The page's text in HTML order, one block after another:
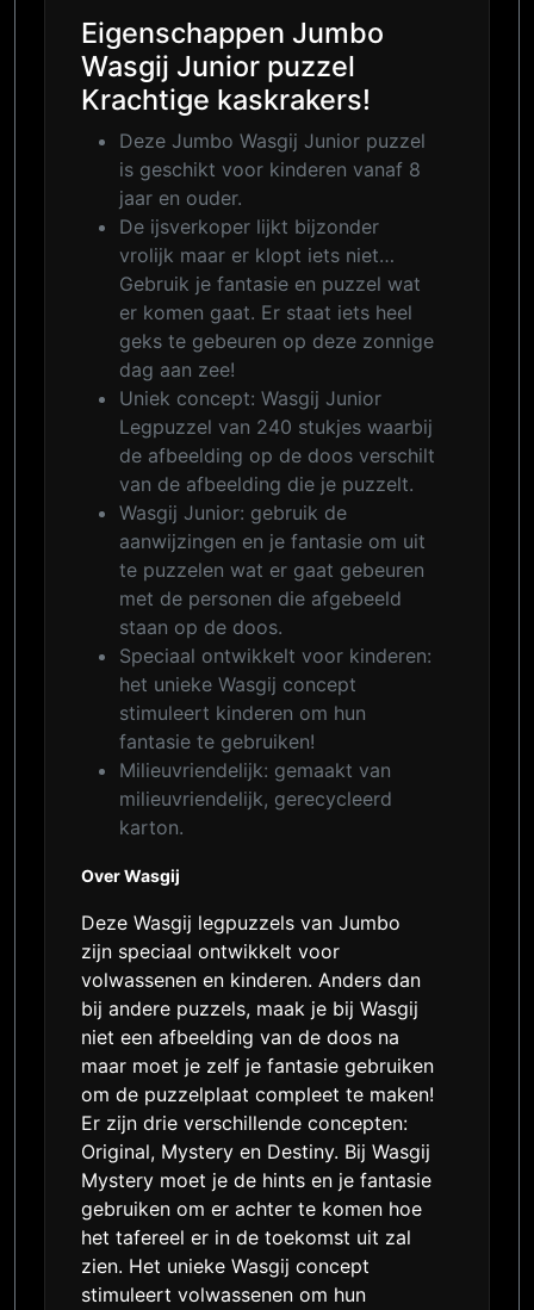
Eigenschappen Jumbo
Wasgij Junior puzzel
Krachtige kaskrakers!
Deze Jumbo Wasgij Junior puzzel
is geschikt voor kinderen vanaf 8
jaar en ouder.
De ijsverkoper lijkt bijzonder
vrolijk maar er klopt iets niet…
Gebruik je fantasie en puzzel wat
er komen gaat. Er staat iets heel
geks te gebeuren op deze zonnige
dag aan zee!
Uniek concept: Wasgij Junior
Legpuzzel van 240 stukjes waarbij
de afbeelding op de doos verschilt
van de afbeelding die je puzzelt.
Wasgij Junior: gebruik de
aanwijzingen en je fantasie om uit
te puzzelen wat er gaat gebeuren
met de personen die afgebeeld
staan op de doos.
Speciaal ontwikkelt voor kinderen:
het unieke Wasgij concept
stimuleert kinderen om hun
fantasie te gebruiken!
Milieuvriendelijk: gemaakt van
milieuvriendelijk, gerecycleerd
karton.
Over Wasgij
Deze Wasgij legpuzzels van Jumbo
zijn speciaal ontwikkelt voor
volwassenen en kinderen. Anders dan
bij andere puzzels, maak je bij Wasgij
niet een afbeelding van de doos na
maar moet je zelf je fantasie gebruiken
om de puzzelplaat compleet te maken!
Er zijn drie verschillende concepten:
Original, Mystery en Destiny. Bij Wasgij
Mystery moet je de hints en je fantasie
gebruiken om er achter te komen hoe
het tafereel er in de toekomst uit zal
zien. Het unieke Wasgij concept
stimuleert volwassenen om hun